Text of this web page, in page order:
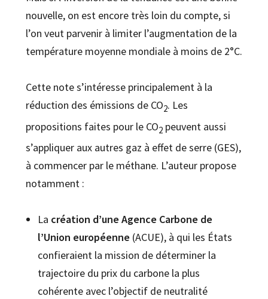
nouvelle, on est encore très loin du compte, si
l’on veut parvenir à limiter l’augmentation de la
température moyenne mondiale à moins de 2°C.
Cette note s’intéresse principalement à la
réduction des émissions de CO2. Les
propositions faites pour le CO2peuvent aussi
s’appliquer aux autres gaz à effet de serre (GES),
à commencer par le méthane. L’auteur propose
notamment :
La création d’une Agence Carbone de
l’Union européenne (ACUE), à qui les États
confieraient la mission de déterminer la
trajectoire du prix du carbone la plus
cohérente avec l’objectif de neutralité